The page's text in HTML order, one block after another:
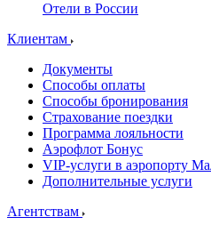
Отели в России
Клиентам
Документы
Способы оплаты
Способы бронирования
Страхование поездки
Программа лояльности
Аэрофлот Бонус
VIP-услуги в аэропорту
Дополнительные услуги
Агентствам